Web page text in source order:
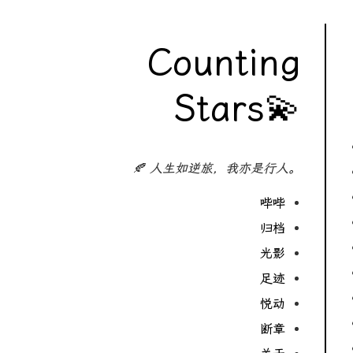
Counting
Stars💫
🍂 人生如逆旅，我亦是行人。
哔哔
归档
光影
足迹
悦动
断章